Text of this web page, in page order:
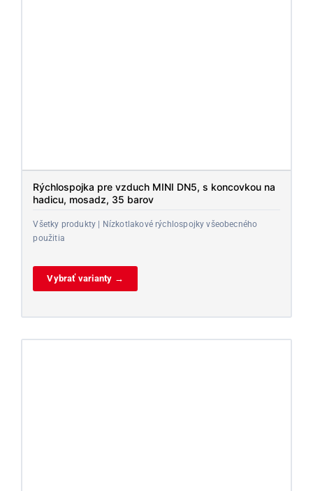
Rýchlospojka pre vzduch MINI DN5, s koncovkou na
hadicu, mosadz, 35 barov
Všetky produkty | Nízkotlakové rýchlospojky všeobecného
použitia
Vybrať varianty →